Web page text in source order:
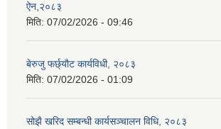
ऐन,२०८३
मिति: 07/02/2026 - 09:46
बेरुजु फर्छ्यौट कार्यविधी, २०८३
मिति: 07/02/2026 - 01:09
सोझै खरिद सम्बन्धी कार्यसञ्चालन विधि, २०८३